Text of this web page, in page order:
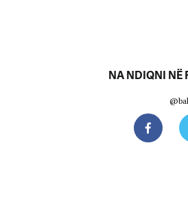
NA NDIQNI NË